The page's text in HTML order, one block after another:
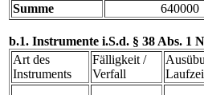
Summe
640000
b.1. Instrumente i.S.d. § 38 Abs. 1
Art des
Instruments
Fälligkeit /
Verfall